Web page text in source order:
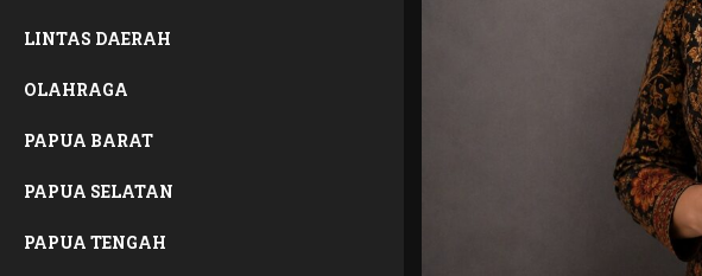
LINTAS DAERAH
OLAHRAGA
PAPUA BARAT
PAPUA SELATAN
PAPUA TENGAH